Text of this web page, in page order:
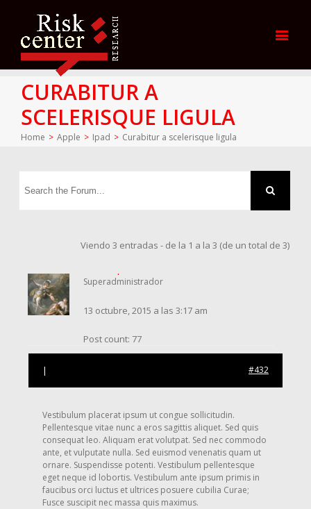
CURABITUR A
SCELERISQUE LIGULA
Home > Apple > Ipad > Curabitur a scelerisque ligula
Viendo 3 entradas - de la 1 a la 3 (de un total de 3)
Superadministrador
13 octubre, 2015 a las 3:17 am
Post count: 77
#432
|
Vestibulum placerat ipsum ut congue sollicitudin.
Pellentesque vitae nunc a eros sagittis aliquet. Sed quis
consequat leo. Aliquam erat volutpat. Sed nec commodo
ante, et vulputate nulla. Sed euismod venenatis quam ut
ornare. Suspendisse potenti. Vestibulum pellentesque
eget neque id lobortis. Vestibulum ante ipsum primis in
faucibus orci luctus et ultrices posuere cubilia Curae;
Fusce suscipit nec massa quis maximus.